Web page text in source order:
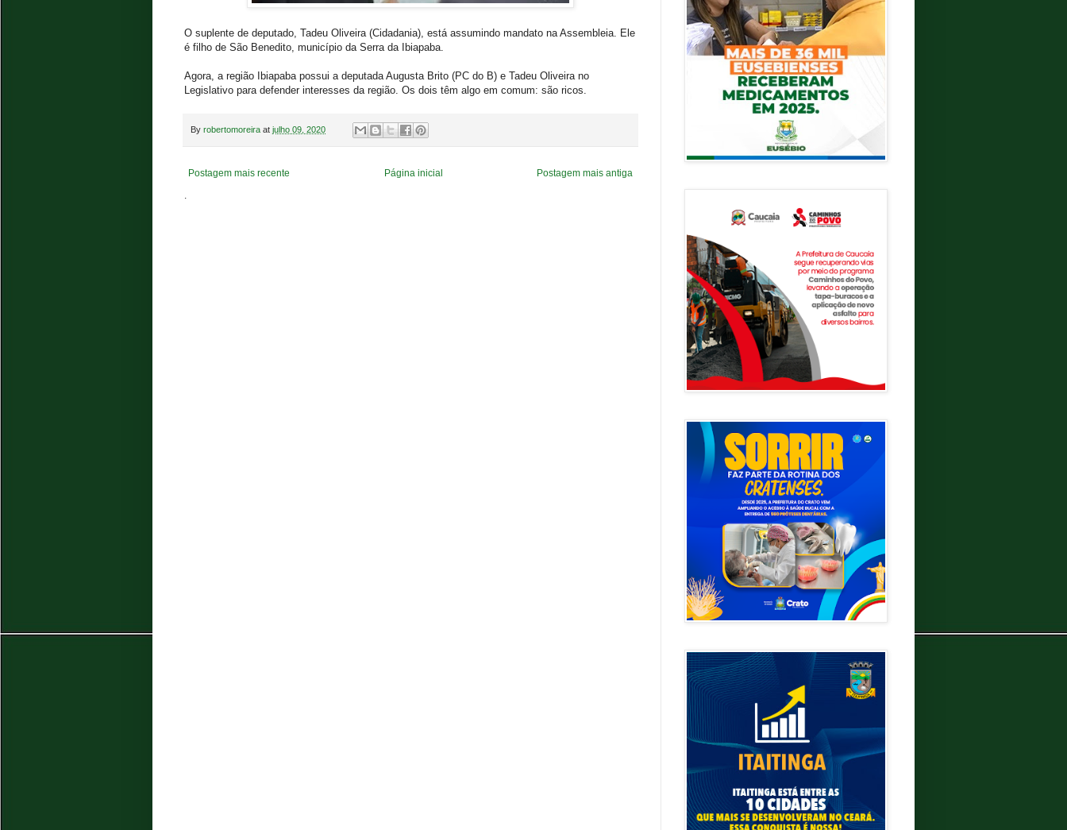
O suplente de deputado, Tadeu Oliveira (Cidadania), está assumindo mandato na Assembleia. Ele
é filho de São Benedito, município da Serra da Ibiapaba.
Agora, a região Ibiapaba possui a deputada Augusta Brito (PC do B) e Tadeu Oliveira no
Legislativo para defender interesses da região. Os dois têm algo em comum: são ricos.
By robertomoreira at julho 09, 2020
Postagem mais recente Postagem mais antiga
Página inicial
.